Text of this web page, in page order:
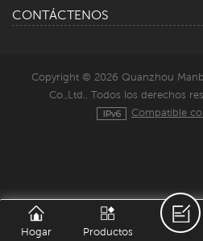
CONTÁCTENOS
Copyright © 2026 Quanzhou
Co.,Ltd.. Todos los derechos
Compatible
Hogar Productos